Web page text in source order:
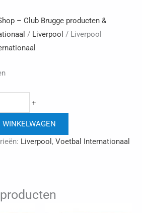
– Club Brugge producten &
/ Liverpool / Liverpool
+
Liverpool , Voetbal Internationaal